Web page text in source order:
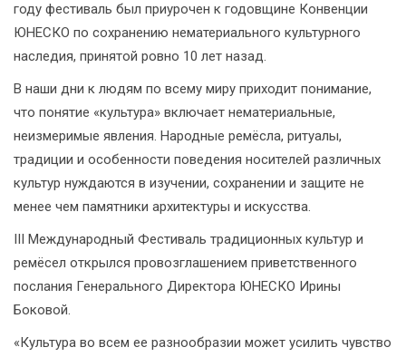
году фестиваль был приурочен к годовщине Конвенции
ЮНЕСКО по сохранению нематериального культурного
наследия, принятой ровно 10 лет назад.
В наши дни к людям по всему миру приходит понимание,
что понятие «культура» включает нематериальные,
неизмеримые явления. Народные ремёсла, ритуалы,
традиции и особенности поведения носителей различных
культур нуждаются в изучении, сохранении и защите не
менее чем памятники архитектуры и искусства.
III Международный Фестиваль традиционных культур и
ремёсел открылся провозглашением приветственного
послания Генерального Директора ЮНЕСКО Ирины
Боковой.
«Культура во всем ее разнообразии может усилить чувство